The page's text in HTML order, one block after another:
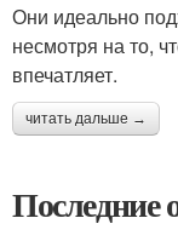
Они идеально
несмотря на то,
впечатляет.
читать дальше →
Последние